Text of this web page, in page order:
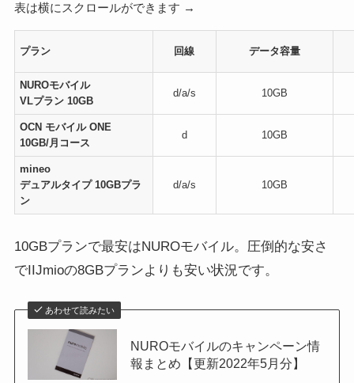
表は横にスクロールができます →
プラン 回線 データ容量
NUROモバイル
VLプラン 10GB
d/a/s 10GB
OCN モバイル ONE
10GB/月コース
d 10GB
mineo
デュアルタイプ 10GBプラ
ン
d/a/s 10GB
10GBプランで最安はNUROモバイル。圧倒的な安さ
でIIJmioの8GBプランよりも安い状況です。
あわせて読みたい
NUROモバイルのキャンペーン情
報まとめ【更新2022年5月分】